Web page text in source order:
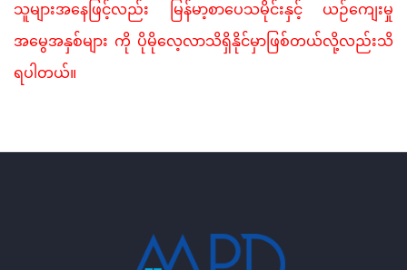
သူများအနေဖြင့်လည်း မြန်မာ့စာပေသမိုင်းနှင့် ယဉ်ကျေးမှု
အမွေအနှစ်များ ကို ပိုမိုလေ့လာသိရှိနိုင်မှာဖြစ်တယ်လို့လည်းသိ
ရပါတယ်။